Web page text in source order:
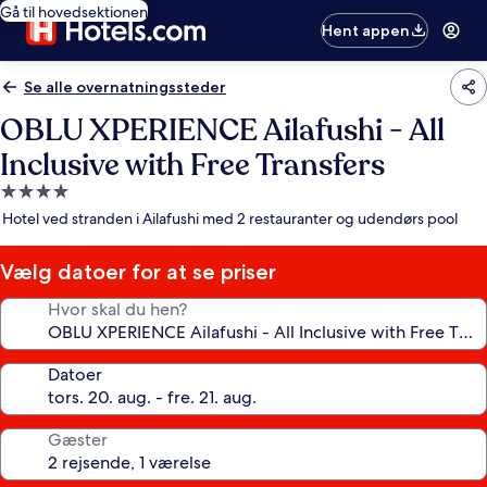
Gå til hovedsektionen
Hent appen
Se alle overnatningssteder
OBLU XPERIENCE Ailafushi - All
Inclusive with Free Transfers
4.0-
stjernet
Hotel ved stranden i Ailafushi med 2 restauranter og udendørs pool
Vælg datoer for at se priser
Hvor skal du hen?
Datoer
Gæster